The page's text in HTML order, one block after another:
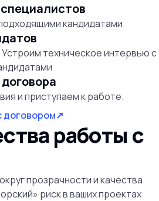
кандидатами
техническое интервью с
и приступаем к работе.
договором↗
работы с
прозрачности и качества
риск в ваших проектах